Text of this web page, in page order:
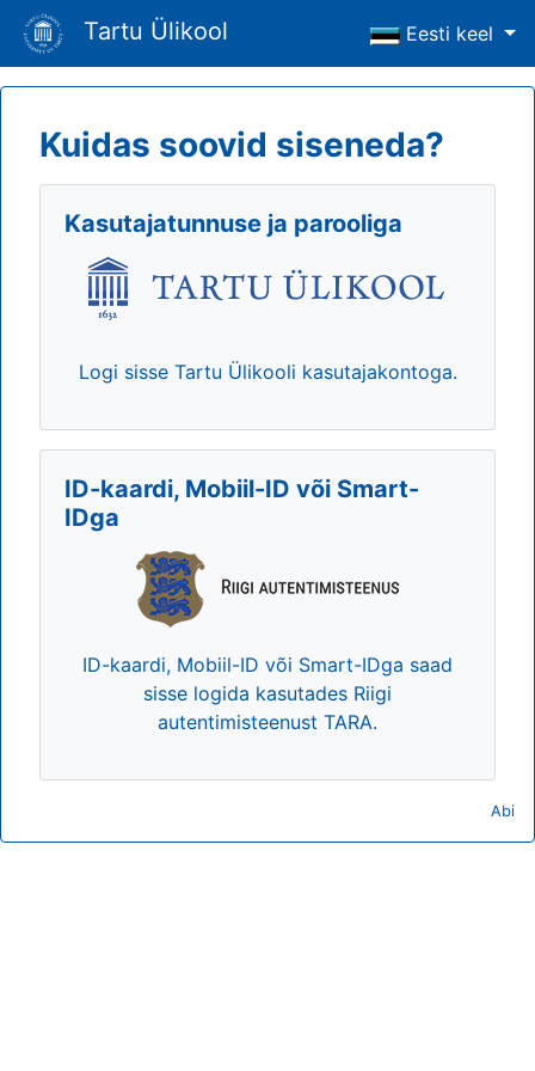
Tartu Ülikool Eesti keel
Kuidas soovid siseneda?
Kasutajatunnuse ja parooliga
Logi sisse Tartu Ülikooli kasutajakontoga.
ID-kaardi, Mobiil-ID või Smart-
IDga
ID-kaardi, Mobiil-ID või Smart-IDga saad
sisse logida kasutades Riigi
autentimisteenust TARA.
Abi